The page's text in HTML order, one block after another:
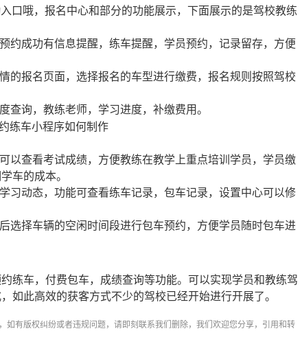
口哦，报名中心和部分的功能展示，下面展示的是驾校教练
成功有信息提醒，练车提醒，学员预约，记录留存，方便
报名页面，选择报名的车型进行缴费，报名规则按照驾校
询，教练老师，学习进度，补缴费用。
查看考试成绩，方便教练在教学上重点培训学员，学员缴
车的成本。
动态，功能可查看练车记录，包车记录，设置中心可以修
择车辆的空闲时间段进行包车预约，方便学员随时包车进
练车，付费包车，成绩查询等功能。可以实现学员和教练驾
如此高效的获客方式不少的驾校已经开始进行开展了。
如有版权纠纷或者违规问题，请即刻联系我们删除，我们欢迎您分享，引用和转